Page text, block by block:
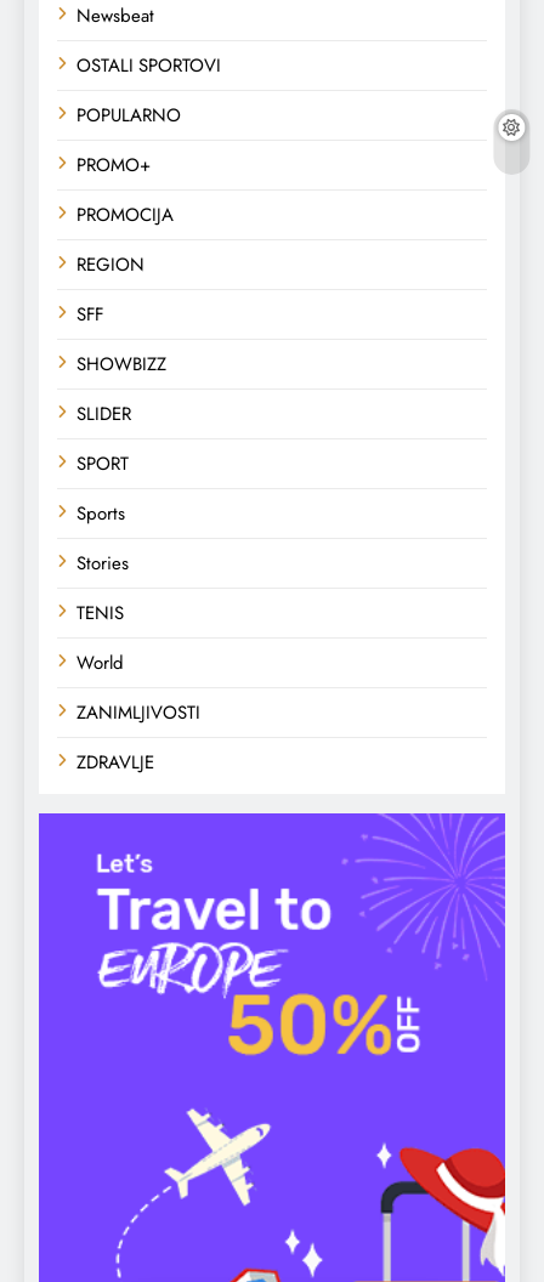
Newsbeat
OSTALI SPORTOVI
POPULARNO
PROMO+
PROMOCIJA
REGION
SFF
SHOWBIZZ
SLIDER
SPORT
Sports
Stories
TENIS
World
ZANIMLJIVOSTI
ZDRAVLJE